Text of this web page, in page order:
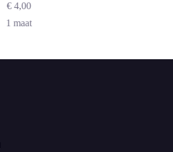
€ 4,00
1 maat